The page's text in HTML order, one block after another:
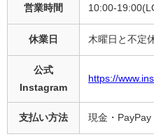
営業時間 10:00-
休業日 木曜日と不定
公式
Instagram
https://
支払い方法 現金・PayPay